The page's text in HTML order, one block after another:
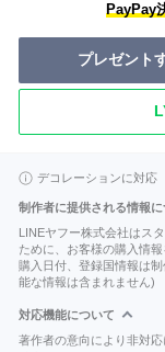
PayPay
プレゼント
デコレーションに対応
制作者に提供される情報に
LINEヤフー株式会社はス
ために、お客様の購入情報
購入日付、登録国情報は
能な情報は含まれません)
対応機能について
著作者の意向により非対